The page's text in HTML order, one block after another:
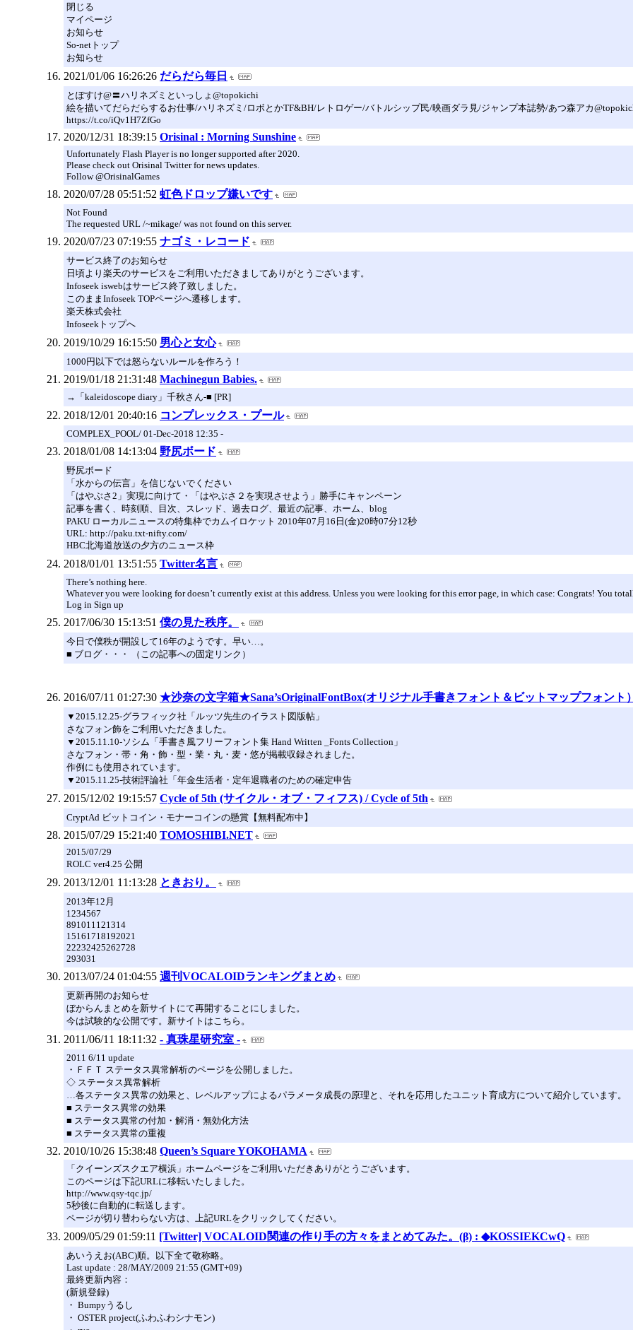
閉じる
マイページ
お知らせ
So-netトップ
お知らせ
2021/01/06 16:26:26 だらだら毎日
とぽすけ@〓ハリネズミといっしょ@topokichi
絵を描いてだらだらするお仕事/ハリネズミ/ロボとかTF&BH/レトロゲー/バトルシップ民/映画ダラ見/ジャンプ本誌勢/あつ森アカ
https://t.co/iQv1H7ZfGo
2020/12/31 18:39:15 Orisinal : Morning Sunshine
Unfortunately Flash Player is no longer supported after 2020.
Please check out Orisinal Twitter for news updates.
Follow @OrisinalGames
2020/07/28 05:51:52 虹色ドロップ嫌いです
Not Found
The requested URL /~mikage/ was not found on this server.
2020/07/23 07:19:55 ナゴミ・レコード
サービス終了のお知らせ
日頃より楽天のサービスをご利用いただきましてありがとうございます。
Infoseek iswebはサービス終了致しました。
このままInfoseek TOPページへ遷移します。
楽天株式会社
Infoseekトップへ
2019/10/29 16:15:50 男心と女心
1000円以下では怒らないルールを作ろう！
2019/01/18 21:31:48 Machinegun Babies.
→「kaleidoscope diary」千秋さん-■ [PR]
2018/12/01 20:40:16 コンプレックス・プール
COMPLEX_POOL/ 01-Dec-2018 12:35 -
2018/01/08 14:13:04 野尻ボード
野尻ボード
「水からの伝言」を信じないでください
「はやぶさ2」実現に向けて・「はやぶさ２を実現させよう」勝手にキャンペーン
記事を書く、時刻順、目次、スレッド、過去ログ、最近の記事、ホーム、blog
PAKU ローカルニュースの特集枠でカムイロケット 2010年07月16日(金)20時07分12秒
URL: http://paku.txt-nifty.com/
HBC北海道放送の夕方のニュース枠
2018/01/01 13:51:55 Twitter名言
There’s nothing here.
Whatever you were looking for doesn’t currently exist at this address. Unless you were looking for this error page, in which case: Congrats! You
Log in Sign up
2017/06/30 15:13:51 僕の見た秩序。
今日で僕秩が開設して16年のようです。早い…。
■ ブログ・・・ （この記事への固定リンク）
2016/07/11 01:27:30 ★沙奈の文字箱★Sana’sOriginalFontBox(オリジナル手書きフォント＆ビットマップフォント
▼2015.12.25-グラフィック社「ルッツ先生のイラスト図版帖」
さなフォン飾をご利用いただきました。
▼2015.11.10-ソシム「手書き風フリーフォント集 Hand Written _Fonts Collection」
さなフォン・帯・角・飾・型・業・丸・麦・悠が掲載収録されました。
作例にも使用されています。
▼2015.11.25-技術評論社「年金生活者・定年退職者のための確定申告
2015/12/02 19:15:57 Cycle of 5th (サイクル・オブ・フィフス) / Cycle of 5th
CryptAd ビットコイン・モナーコインの懸賞【無料配布中】
2015/07/29 15:21:40 TOMOSHIBI.NET
2015/07/29
ROLC ver4.25 公開
2013/12/01 11:13:28 ときおり。
2013年12月
1234567
891011121314
15161718192021
22232425262728
293031
2013/07/24 01:04:55 週刊VOCALOIDランキングまとめ
更新再開のお知らせ
ぼからんまとめを新サイトにて再開することにしました。
今は試験的な公開です。新サイトはこちら。
2011/06/11 18:11:32 - 真珠星研究室 -
2011 6/11 update
・ＦＦＴ ステータス異常解析のページを公開しました。
◇ ステータス異常解析
…各ステータス異常の効果と、レベルアップによるパラメータ成長の原理と、それを応用したユニット育成方について紹介しています。
■ ステータス異常の効果
■ ステータス異常の付加・解消・無効化方法
■ ステータス異常の重複
2010/10/26 15:38:48 Queen’s Square YOKOHAMA
「クイーンズスクエア横浜」ホームページをご利用いただきありがとうございます。
このページは下記URLに移転いたしました。
http://www.qsy-tqc.jp/
5秒後に自動的に転送します。
ページが切り替わらない方は、上記URLをクリックしてください。
2009/05/29 01:59:11 [Twitter] VOCALOID関連の作り手の方々をまとめてみた。(β) : ◆KOSSIEKCwQ
あいうえお(ABC)順。以下全て敬称略。
Last update : 28/MAY/2009 21:55 (GMT+09)
最終更新内容：
(新規登録)
・ Bumpyうるし
・ OSTER project(ふわふわシナモン)